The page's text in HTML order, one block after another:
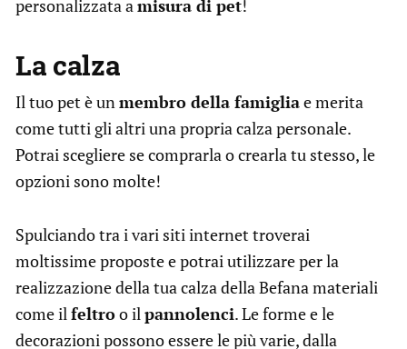
personalizzata amisura di pet!
La calza
Il tuo pet è unmembro della famigliae merita
come tutti gli altri una propria calza personale.
Potrai scegliere se comprarla o crearla tu stesso, le
opzioni sono molte!
Spulciando tra i vari siti internet troverai
moltissime proposte e potrai utilizzare per la
realizzazione della tua calza della Befana materiali
come ilfeltroo ilpannolenci. Le forme e le
decorazioni possono essere le più varie, dalla